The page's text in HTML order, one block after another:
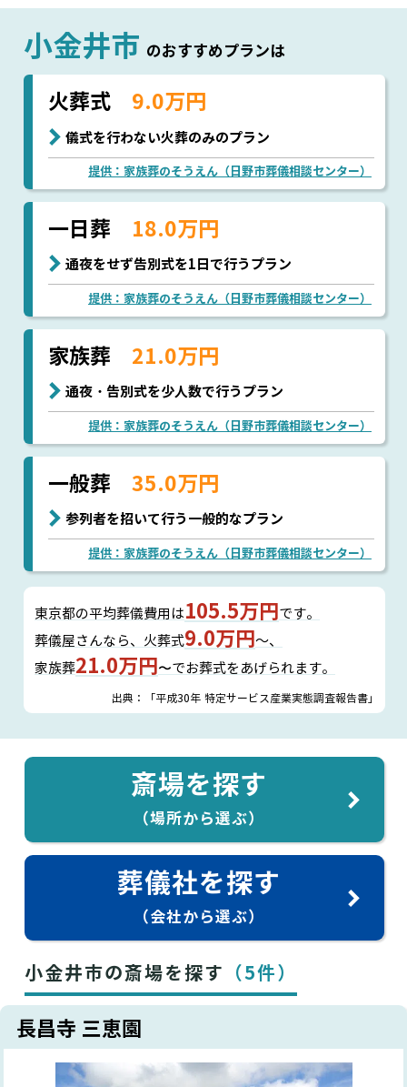
小金井市 のおすすめプランは
火葬式 9.0万円
儀式を行わない火葬のみのプラン
提供：家族葬のそうえん（日野市葬儀相談センター）
一日葬 18.0万円
通夜をせず告別式を1日で行うプラン
提供：家族葬のそうえん（日野市葬儀相談センター）
家族葬 21.0万円
通夜・告別式を少人数で行うプラン
提供：家族葬のそうえん（日野市葬儀相談センター）
一般葬 35.0万円
参列者を招いて行う一般的なプラン
提供：家族葬のそうえん（日野市葬儀相談センター）
東京都の平均葬儀費用は105.5万円です。
葬儀屋さんなら、 火葬式9.0万円～、
家族葬21.0万円〜でお葬式をあげられます。
出典：「平成30年 特定サービス産業実態調査報告書」
斎場を探す
（場所から選ぶ）
葬儀社を探す
（会社から選ぶ）
小金井市の斎場を探す （5件）
長昌寺 三恵園